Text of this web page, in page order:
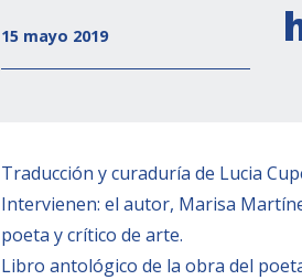
15 mayo 2019
Traducción y curaduría de Lucia
Intervienen: el autor, Marisa
poeta y crítico de arte.
Libro antológico de la obra del